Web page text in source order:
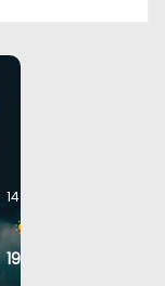
14:00
19°C